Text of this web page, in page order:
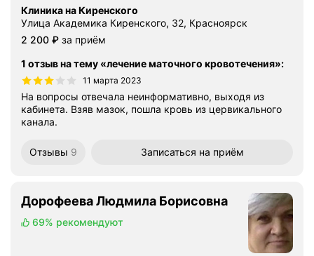
Клиника на Киренского
Улица Академика Киренского, 32, Красноярск
Цена
2200
2 200 ₽ за приём
1 отзыв на тему «лечение маточного кровотечения»:
11 марта 2023
На вопросы отвечала неинформативно, выходя из
кабинета. Взяв мазок, пошла кровь из цервикального
канала.
Отзывы 9 Записаться на приём
Дорофеева Людмила Борисовна
69% рекомендуют